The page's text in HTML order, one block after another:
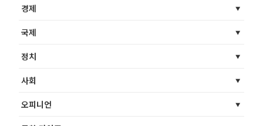
경제
국제
정치
사회
오피니언